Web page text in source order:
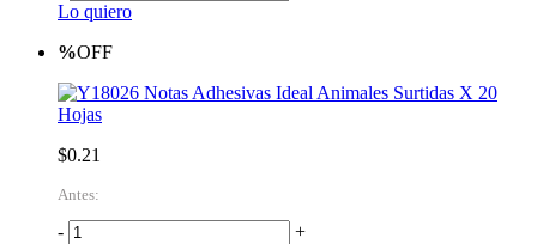
Lo quiero
%OFF
Notas Adhesivas Ideal Animales Surtidas X 20
Hojas
$0.21
Antes:
-
+